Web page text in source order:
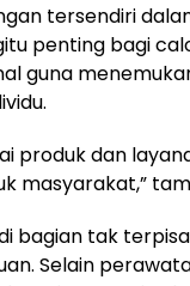
tersendiri
penting bagi
guna
produk dan
masyarakat,”
bagian tak
Selain